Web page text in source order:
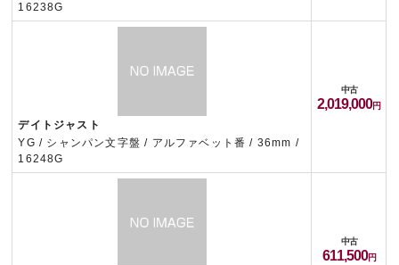
16238G
デイトジャスト
YG / シャンパン文字盤 / アルファベット番 / 36mm /
16248G
中古
2,019,000
中古
611,500